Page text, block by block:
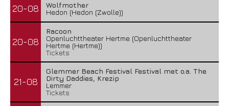
20-08
Wolfmother
Hedon (Hedon (Zwolle))
20-08
Racoon
Openluchttheater Hertme (Openluchttheater
Hertme (Hertme))
Tickets
21-08
Glemmer Beach Festival Festival met o.a. The
Dirty Daddies, Krezip
Lemmer
Tickets